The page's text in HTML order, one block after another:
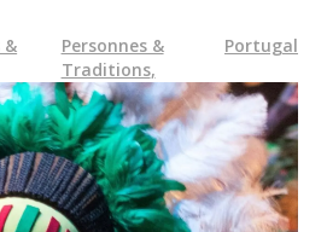
des Cendres, marquant les
le Carême. L'événement
satire, musique et
avec des dates qui changent
le pays, les célébrations
allant de spectacles
sur le plan social au
aux grands défilés avec une vie
&
Personnes &
Traditions,
Portugal